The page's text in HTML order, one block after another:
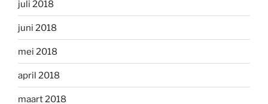
juli 2018
juni 2018
mei 2018
april 2018
maart 2018